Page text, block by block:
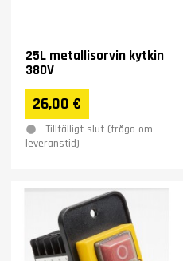
25L metallisorvin kytkin
380V
26,00 €
Tillfälligt slut (fråga om
leveranstid)